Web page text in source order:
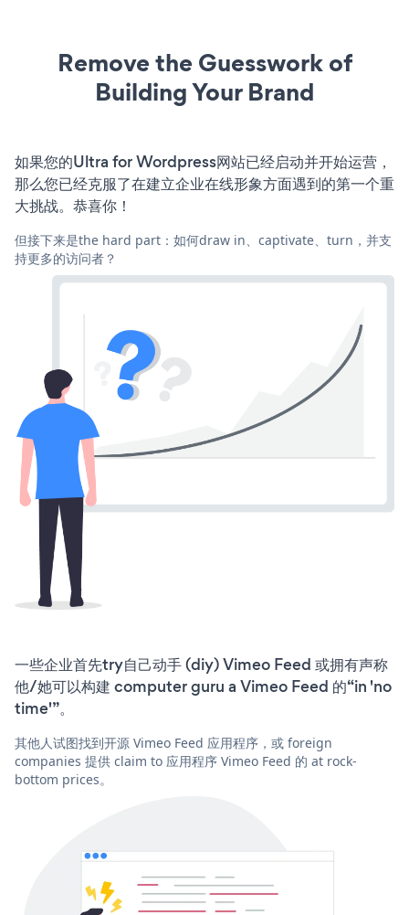
Remove the Guesswork of
Building Your Brand
如果您的Ultra for Wordpress网站已经启动并开始运营，
那么您已经克服了在建立企业在线形象方面遇到的第一个重
大挑战。恭喜你！
但接下来是the hard part：如何draw in、captivate、turn，并支
持更多的访问者？
一些企业首先try自己动手 (diy) Vimeo Feed 或拥有声称
他/她可以构建 computer guru a Vimeo Feed 的“in 'no
time'”。
其他人试图找到开源 Vimeo Feed 应用程序，或 foreign
companies 提供 claim to 应用程序 Vimeo Feed 的 at rock-
bottom prices。